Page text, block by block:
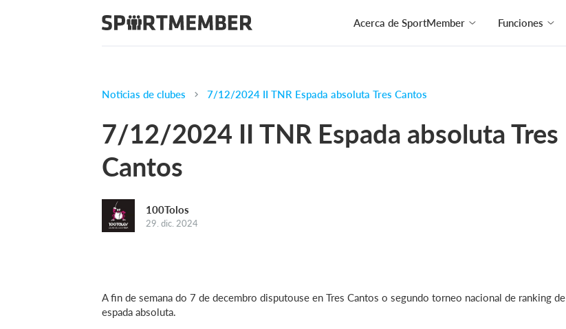
Acerca de SportMember Funciones
Noticias de clubes 7/12/2024 II TNR Espada absoluta Tres Cantos
7/12/2024 II TNR Espada absoluta Tres
Cantos
100Tolos
29. dic. 2024
A fin de semana do 7 de decembro disputouse en Tres Cantos o segundo torneo nacional de ranking de
espada absoluta.